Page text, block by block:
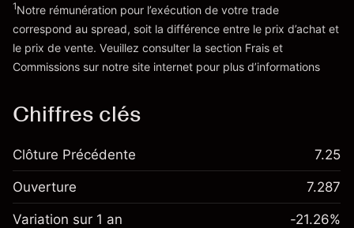
Vers la plateforme
Valeur nominale avec effet de levier
~ £4,000.00
'Tarifs et Frais
1Notre rémunération pour l’exécution de votre trade
correspond au spread, soit la différence entre le prix d’achat et
le prix de vente. Veuillez consulter la section Frais et
Commissions sur notre site internet pour plus d’informations
Chiffres clés
Clôture Précédente 7.25
Ouverture 7.287
Variation sur 1 an -21.26%